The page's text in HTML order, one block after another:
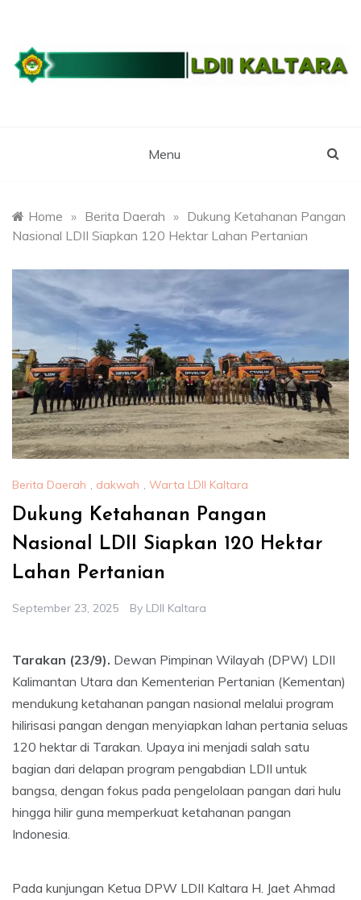
content
KALIMANTAN
UTARA
Menu
Home » Berita Daerah » Dukung Ketahanan Pangan
Nasional LDII Siapkan 120 Hektar Lahan Pertanian
Berita Daerah dakwah Warta LDII Kaltara
Dukung Ketahanan Pangan
Nasional LDII Siapkan 120 Hektar
Lahan Pertanian
September 23, 2025 By LDII Kaltara
Tarakan (23/9). Dewan Pimpinan Wilayah (DPW) LDII
Kalimantan Utara dan Kementerian Pertanian (Kementan)
mendukung ketahanan pangan nasional melalui program
hilirisasi pangan dengan menyiapkan lahan pertania seluas
120 hektar di Tarakan. Upaya ini menjadi salah satu
bagian dari delapan program pengabdian LDII untuk
bangsa, dengan fokus pada pengelolaan pangan dari hulu
hingga hilir guna memperkuat ketahanan pangan
Indonesia.
Pada kunjungan Ketua DPW LDII Kaltara H. Jaet Ahmad